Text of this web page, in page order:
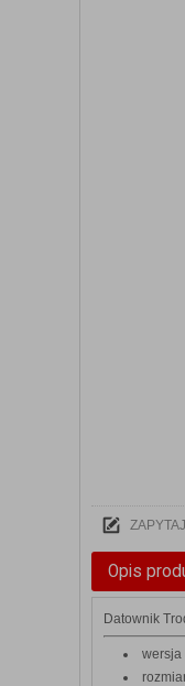
Opis
Datownik
wersja